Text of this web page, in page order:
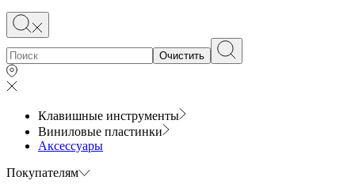
Очистить
Клавишные инструменты
Виниловые пластинки
Аксессуары
Покупателям